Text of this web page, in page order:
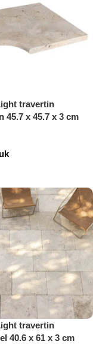
travertin
45.7 x 45.7 x 3 cm
travertin
40.6 x 61 x 3 cm